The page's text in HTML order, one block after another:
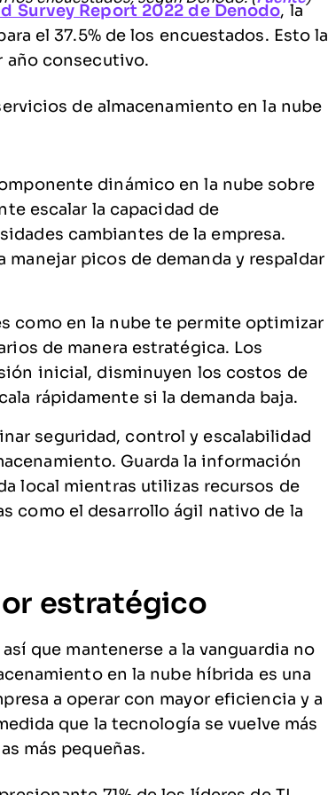
Survey Report 2022 de Denodo, la
el 37.5% de los encuestados. Esto la
año consecutivo.
de almacenamiento en la nube
dinámico en la nube sobre
escalar la capacidad de
cambiantes de la empresa.
manejar picos de demanda y respaldar
como en la nube te permite optimizar
de manera estratégica. Los
inicial, disminuyen los costos de
rápidamente si la demanda baja.
seguridad, control y escalabilidad
Guarda la información
local mientras utilizas recursos de
como el desarrollo ágil nativo de la
estratégico
que mantenerse a la vanguardia no
en la nube híbrida es una
a operar con mayor eficiencia y a
que la tecnología se vuelve más
más pequeñas.